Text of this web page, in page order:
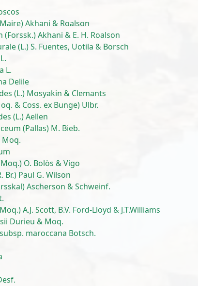
Akhani & Roalson
Akhani & E. H. Roalson
(L.) S. Fuentes, Uotila & Borsch
L.
Delile
(L.) Mosyakin & Clemants
& Coss. ex Bunge) Ulbr.
(L.) Aellen
(Pallas) M. Bieb.
Moq.
O. Bolòs & Vigo
Paul G. Wilson
Ascherson & Schweinf.
A.J. Scott, B.V. Ford-Lloyd & J.T.Williams
Durieu & Moq.
maroccana Botsch.